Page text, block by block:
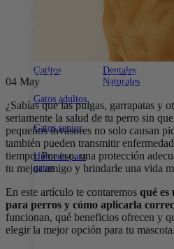
Gatitos
Gatos adultos
Gatos senior
Húmeda para
gatos
SNACKS
Dentales
Naturales
15% DE DESCUENTO EN TODA LA
•
15% DE
PRIMERACOMPRA
TODA LA WEB CON EL CÓDIGO:
DESCUENTO EN TODA LA WEB
PRIMERACOMPRA
•15% DE
CON EL CÓDIGO:
PRIMERACOMPRA
04 May
¿Sabías que las pulgas, garrapatas y
seriamente la salud de tu perro sin
pequeños invasores no solo causan
también pueden transmitir
tiempo. Por eso, una protección
tu mejor amigo y brindarle una vida
En este artículo te contaremos qué
para perros y cómo aplicarla
funcionan, qué beneficios ofrecen y
elegir la mejor opción para tu mascota.